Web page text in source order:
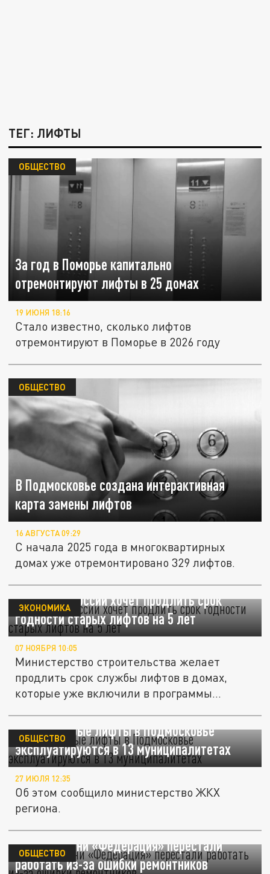
ТЕГ: ЛИФТЫ
За год в Поморье капитально
отремонтируют лифты в 25 домах
ОБЩЕСТВО
19 ИЮНЯ 18:16
Стало известно, сколько лифтов
отремонтируют в Поморье в 2026 году
В Подмосковье создана интерактивная
карта замены лифтов
ОБЩЕСТВО
16 АВГУСТА 09:29
С начала 2025 года в многоквартирных
домах уже отремонтировано 329 лифтов.
Минстрой России хочет продлить срок
годности старых лифтов на 5 лет
ЭКОНОМИКА
07 НОЯБРЯ 10:05
Министерство строительства желает
продлить срок службы лифтов в домах,
которые уже включили в программы...
Самые старые лифты в Подмосковье
эксплуатируются в 13 муниципалитетах
ОБЩЕСТВО
27 ИЮЛЯ 12:35
Об этом сообщило министерство ЖКХ
региона.
Лифты башни «Федерация» перестали
работать из-за ошибки ремонтников
ОБЩЕСТВО